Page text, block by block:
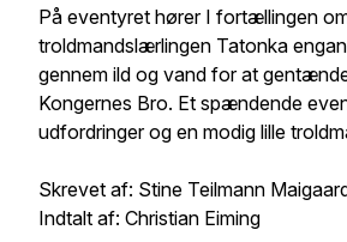
På eventyret hører I fortællingen
troldmandslærlingen Tatonka
gennem ild og vand for at
Kongernes Bro. Et spændende
udfordringer og en modig lille
Skrevet af: Stine Teilmann
Indtalt af: Christian Eiming